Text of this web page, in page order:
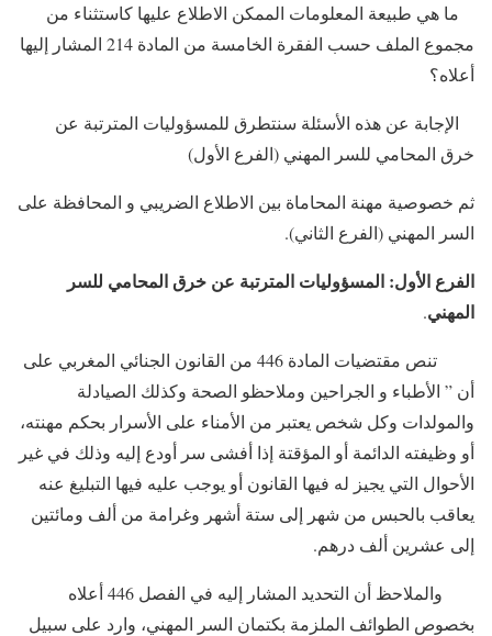
ما هي طبيعة المعلومات الممكن الاطلاع عليها كاستثناء من
مجموع الملف حسب الفقرة الخامسة من المادة 214 المشار إليها
أعلاه؟
الإجابة عن هذه الأسئلة سنتطرق للمسؤوليات المترتبة عن
خرق المحامي للسر المهني (الفرع الأول)
ثم خصوصية مهنة المحاماة بين الاطلاع الضريبي و المحافظة على
السر المهني (الفرع الثاني).
الفرع الأول: المسؤوليات المترتبة عن خرق المحامي للسر
المهني.
تنص مقتضيات المادة 446 من القانون الجنائي المغربي على
أن ” الأطباء و الجراحين وملاحظو الصحة وكذلك الصيادلة
والمولدات وكل شخص يعتبر من الأمناء على الأسرار بحكم مهنته،
أو وظيفته الدائمة أو المؤقتة إذا أفشى سر أودع إليه وذلك في غير
الأحوال التي يجيز له فيها القانون أو يوجب عليه فيها التبليغ عنه
يعاقب بالحبس من شهر إلى ستة أشهر وغرامة من ألف ومائتين
إلى عشرين ألف درهم.
والملاحظ أن التحديد المشار إليه في الفصل 446 أعلاه
بخصوص الطوائف الملزمة بكتمان السر المهني، وارد على سبيل